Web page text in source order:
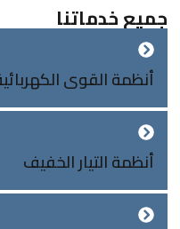
خدماتنا
أنظمة القوى الكهربائية (LV/MV)
أنظمة التيار الخفيف